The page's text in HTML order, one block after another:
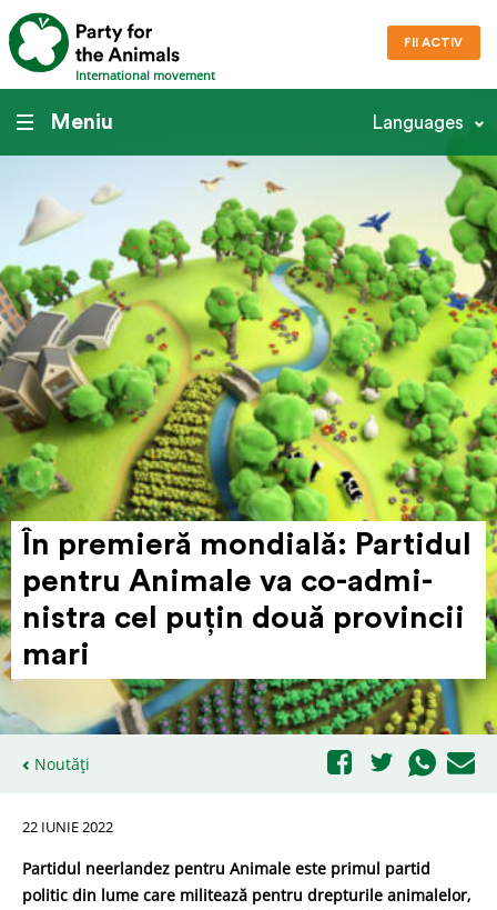
International movement
FII ACTIV
Meniu Languages
În premieră mondială: Partidul
pentru Animale va co-admi­
nistra cel puțin două provincii
mari
Noutăți
22 IUNIE 2022
Partidul neerlandez pentru Animale este primul partid
politic din lume care militează pentru drepturile animalelor,